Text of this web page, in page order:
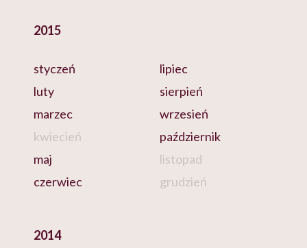
2015
styczeń
luty
marzec
kwiecień
maj
czerwiec
lipiec
sierpień
wrzesień
październik
listopad
grudzień
2014